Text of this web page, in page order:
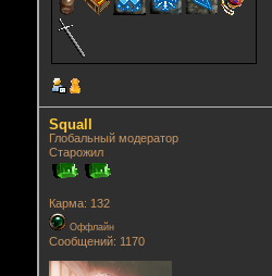
Squall
Глобальный модератор
Старожил
Карма: 132
Оффлайн
Сообщений: 1170